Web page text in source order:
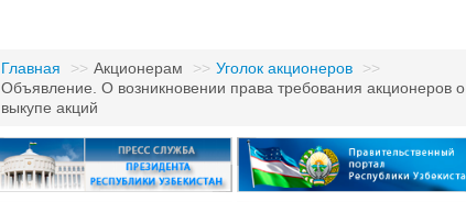
Главная >> Акционерам >> Уголок акционеров
>>
Объявление. О возникновении права требования акционеров о
выкупе акций